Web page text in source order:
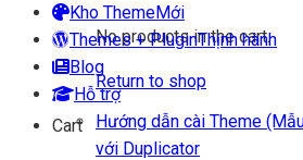
No products in the cart.
Return to shop
Cart
Kho Theme
Themes + Plugin
Blog
Hỗ trợ
Hướng dẫn cài Theme
với Duplicator